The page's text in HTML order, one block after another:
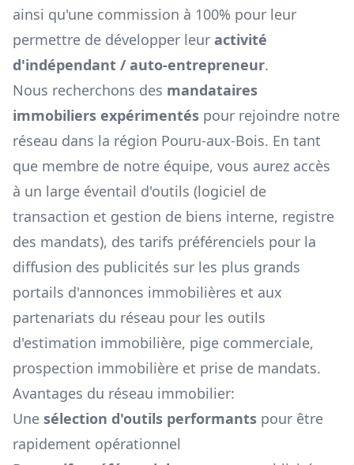
ainsi qu'une commission à 100% pour leur
permettre de développer leur activité
d'indépendant / auto-entrepreneur.
Nous recherchons des mandataires
immobiliers expérimentés pour rejoindre notre
réseau dans la région Pouru-aux-Bois. En tant
que membre de notre équipe, vous aurez accès
à un large éventail d'outils (logiciel de
transaction et gestion de biens interne, registre
des mandats), des tarifs préférenciels pour la
diffusion des publicités sur les plus grands
portails d'annonces immobilières et aux
partenariats du réseau pour les outils
d'estimation immobilière, pige commerciale,
prospection immobilière et prise de mandats.
Avantages du réseau immobilier:
Une sélection d'outils performants pour être
rapidement opérationnel